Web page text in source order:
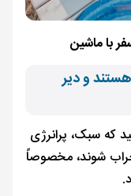
با ماشین
و دیر
که سبک، پرانرژی
خراب شوند، مخصوصاً